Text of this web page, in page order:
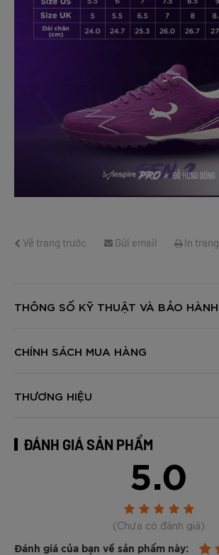
Về trang trước Gửi email In trang
THÔNG SỐ KỸ THUẬT VÀ BẢO HÀNH
CHÍNH SÁCH MUA HÀNG
THƯƠNG HIỆU
ĐÁNH GIÁ SẢN PHẨM
5.0
(Chưa có đánh giá)
Đánh giá của bạn về sản phẩm này: